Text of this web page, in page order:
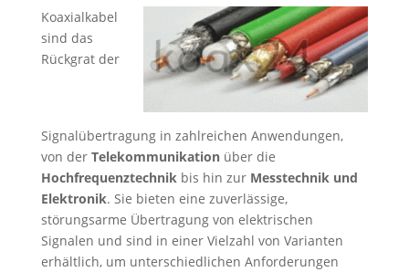
Koaxialkabel
sind das
Rückgrat der
Signalübertragung in zahlreichen Anwendungen,
von der Telekommunikationüber die
Hochfrequenztechnikbis hin zur Messtechnik und
Elektronik. Sie bieten eine zuverlässige,
störungsarme Übertragung von elektrischen
Signalen und sind in einer Vielzahl von Varianten
erhältlich, um unterschiedlichen Anforderungen